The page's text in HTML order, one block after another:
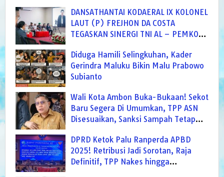
DANSATHANTAI KODAERAL IX KOLONEL
LAUT (P) FREJHON DA COSTA
TEGASKAN SINERGI TNI AL – PEMKOT
Diduga Hamili Selingkuhan, Kader
Gerindra Maluku Bikin Malu Prabowo
Subianto
Wali Kota Ambon Buka-Bukaan! Sekot
Baru Segera Di Umumkan, TPP ASN
Disesuaikan, Sanksi Sampah Tetap
DPRD Ketok Palu Ranperda APBD
2025! Retribusi Jadi Sorotan, Raja
Definitif, TPP Nakes hingga